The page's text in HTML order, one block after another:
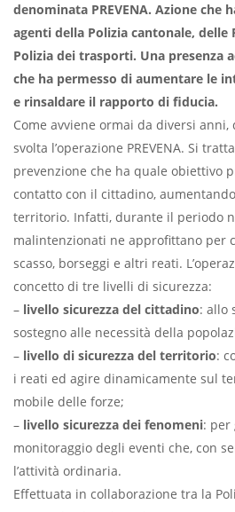
denominata PREVENA. Azione che
agenti della Polizia cantonale, delle
Polizia dei trasporti. Una presenza
che ha permesso di aumentare le
e rinsaldare il rapporto di fiducia.
Come avviene ormai da diversi
svolta l’operazione PREVENA. Si
prevenzione che ha quale obiettivo
contatto con il cittadino,
territorio. Infatti, durante il periodo
malintenzionati ne approfittano per
scasso, borseggi e altri reati.
concetto di tre livelli di sicurezza:
– livello sicurezza del cittadino: allo
sostegno alle necessità della
– livello di sicurezza del territorio:
i reati ed agire dinamicamente sul
mobile delle forze;
– livello sicurezza dei fenomeni: per
monitoraggio degli eventi che, con
l’attività ordinaria.
Effettuata in collaborazione tra la